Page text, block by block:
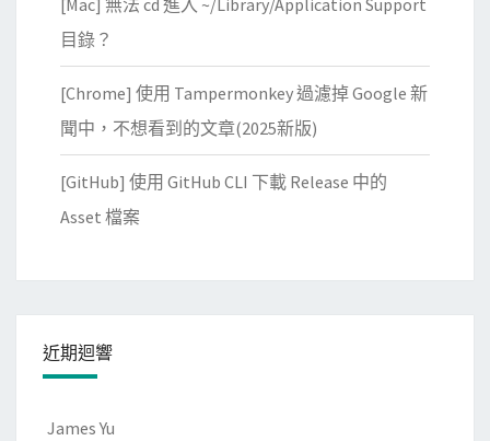
享
字
至
字
典
查
[Mac] 無法 cd 進入 ~/Library/Application Support
目錄？
[Chrome] 使用 Tampermonkey 過濾掉 Google 新
聞中，不想看到的文章(2025新版)
[GitHub] 使用 GitHub CLI 下載 Release 中的
Asset 檔案
近期迴響
James Yu